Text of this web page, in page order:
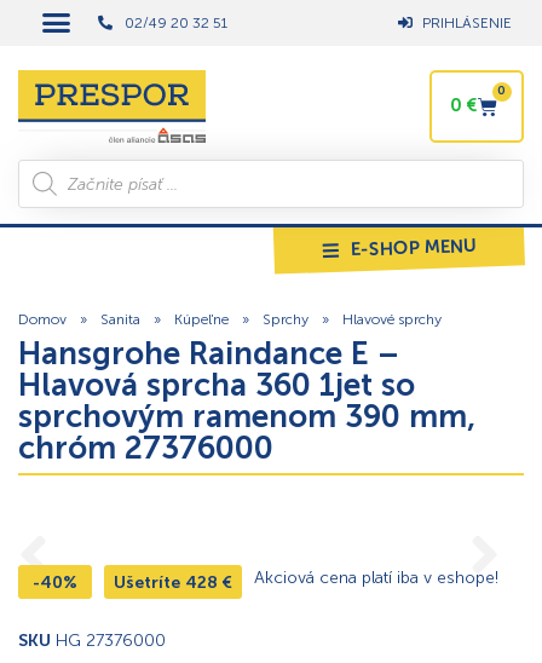
02/49 20 32 51 PRIHLÁSENIE
0 €
0
E-SHOP MENU
Domov » Sanita » Kúpeľne » Sprchy » Hlavové sprchy
Hansgrohe Raindance E –
Hlavová sprcha 360 1jet so
sprchovým ramenom 390 mm,
chróm 27376000
-40% Ušetríte 428 € Akciová cena platí iba v eshope!
SKU HG 27376000